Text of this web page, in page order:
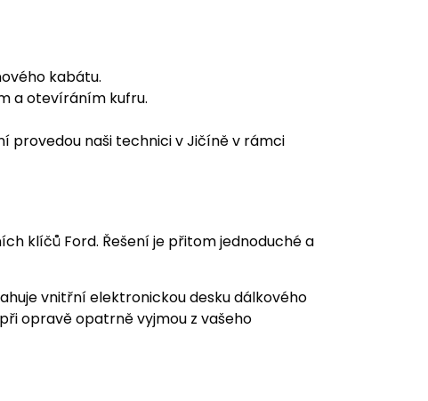
kabátu.
a otevíráním kufru.
provedou naši technici v Jičíně v rámci
klíčů Ford. Řešení je přitom jednoduché a
vnitřní elektronickou desku dálkového
opravě opatrně vyjmou z vašeho